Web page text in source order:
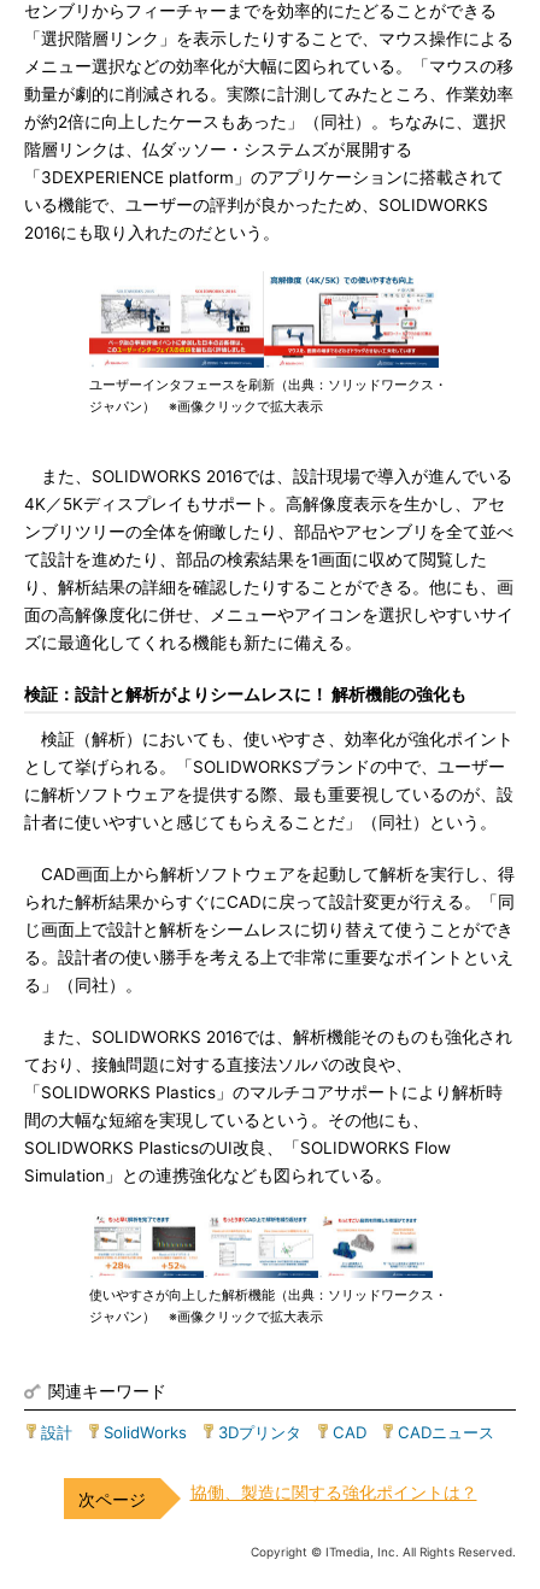
センブリからフィーチャーまでを効率的にたどることができる
「選択階層リンク」を表示したりすることで、マウス操作による
メニュー選択などの効率化が大幅に図られている。「マウスの移
動量が劇的に削減される。実際に計測してみたところ、作業効率
が約2倍に向上したケースもあった」（同社）。ちなみに、選択
階層リンクは、仏ダッソー・システムズが展開する
「3DEXPERIENCE platform」のアプリケーションに搭載されて
いる機能で、ユーザーの評判が良かったため、SOLIDWORKS
2016にも取り入れたのだという。
ユーザーインタフェースを刷新（出典：ソリッドワークス・
ジャパン） ※画像クリックで拡大表示
また、SOLIDWORKS 2016では、設計現場で導入が進んでいる
4K／5Kディスプレイもサポート。高解像度表示を生かし、アセ
ンブリツリーの全体を俯瞰したり、部品やアセンブリを全て並べ
て設計を進めたり、部品の検索結果を1画面に収めて閲覧した
り、解析結果の詳細を確認したりすることができる。他にも、画
面の高解像度化に併せ、メニューやアイコンを選択しやすいサイ
ズに最適化してくれる機能も新たに備える。
検証：設計と解析がよりシームレスに！ 解析機能の強化も
検証（解析）においても、使いやすさ、効率化が強化ポイント
として挙げられる。「SOLIDWORKSブランドの中で、ユーザー
に解析ソフトウェアを提供する際、最も重要視しているのが、設
計者に使いやすいと感じてもらえることだ」（同社）という。
CAD画面上から解析ソフトウェアを起動して解析を実行し、得
られた解析結果からすぐにCADに戻って設計変更が行える。「同
じ画面上で設計と解析をシームレスに切り替えて使うことができ
る。設計者の使い勝手を考える上で非常に重要なポイントといえ
る」（同社）。
また、SOLIDWORKS 2016では、解析機能そのものも強化され
ており、接触問題に対する直接法ソルバの改良や、
「SOLIDWORKS Plastics」のマルチコアサポートにより解析時
間の大幅な短縮を実現しているという。その他にも、
SOLIDWORKS PlasticsのUI改良、「SOLIDWORKS Flow
Simulation」との連携強化なども図られている。
使いやすさが向上した解析機能（出典：ソリッドワークス・
ジャパン） ※画像クリックで拡大表示
関連キーワード
設計 SolidWorks 3Dプリンタ CAD CADニュース
協働、製造に関する強化ポイントは？
Copyright © ITmedia, Inc. All Rights Reserved.